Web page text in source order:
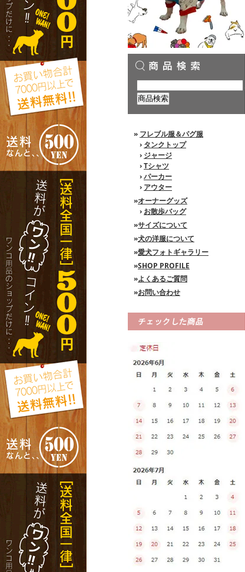
» フレブル服＆パグ服
› タンクトップ
› ジャージ
›Tシャツ
›パーカー
› アウター
»オーナーグッズ
› お散歩バッグ
»サイズについて
»犬の洋服について
»愛犬フォトギャラリー
»SHOP PROFILE
»よくあるご質問
»お問い合わせ